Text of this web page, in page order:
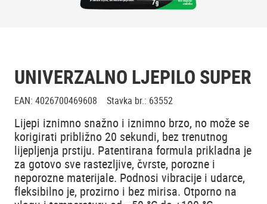
UNIVERZALNO LJEPILO SUPER
EAN: 4026700469608 Stavka br.: 63552
Lijepi iznimno snažno i iznimno brzo, no može se
korigirati približno 20 sekundi, bez trenutnog
lijepljenja prstiju. Patentirana formula prikladna je
za gotovo sve rastezljive, čvrste, porozne i
neporozne materijale. Podnosi vibracije i udarce,
fleksibilno je, prozirno i bez mirisa. Otporno na